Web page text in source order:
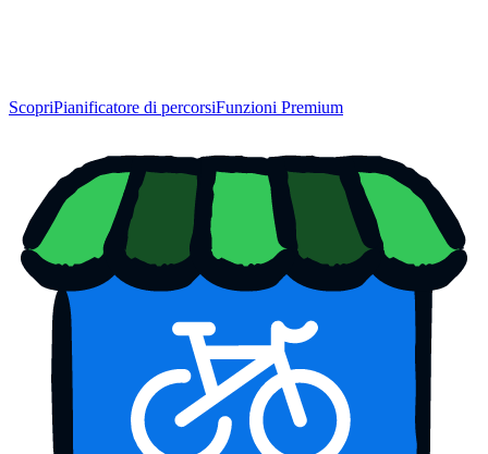
ScopriPianificatore di percorsiFunzioni Premium